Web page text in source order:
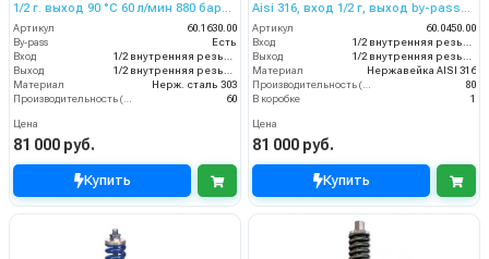
1/2 г. выход 90 °C 60 л/мин 880 бар
нерж.
Артикул
60.1630.00
By-pass
Есть
Вход
1/2 внутренняя резьба
Выход
1/2 внутренняя резьба
Материал
Нерж. сталь 303
Производительность (л/мин)
60
Цена
81 000 руб.
Купить
Aisi 316, вход 1/2 г, выход by-pass
1/2г 150 бар/ 80 л/мин
Артикул
60.0450.00
Вход
1/2 внутренняя резьба
Выход
1/2 внутренняя резьба
Материал
Нержавейка AISI 316
Производительность (л/мин)
80
В коробке
1
Цена
81 000 руб.
Купить